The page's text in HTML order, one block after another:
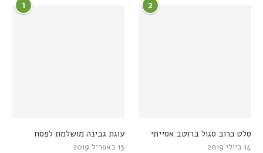
1
עוגת גבינה מושלמת לפסח
13 באפריל 2019
2
סלט כרוב סגול ברוטב אסייתי
14 ביולי 2019